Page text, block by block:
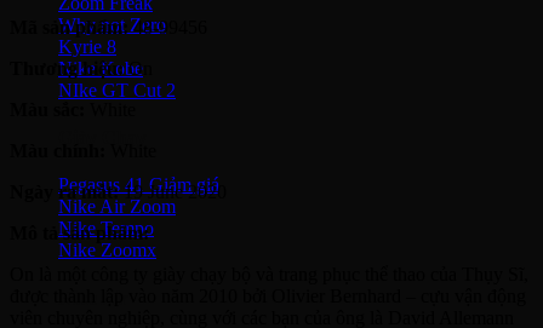
Why not Zero
Kyrie 8
Nike Kobe
NIke GT Cut 2
Pegasus 41
Nike Air Zoom
Nike Tempo
Nike Zoomx
Mã sản phẩm: 48-99456
Thương hiệu:On
Ngày ra mắt:19 June 2020
Mô tả sản phẩm: